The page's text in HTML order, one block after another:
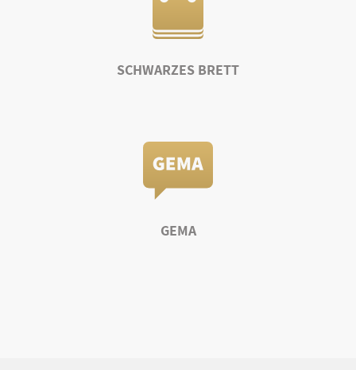
SCHWARZES BRETT
GEMA